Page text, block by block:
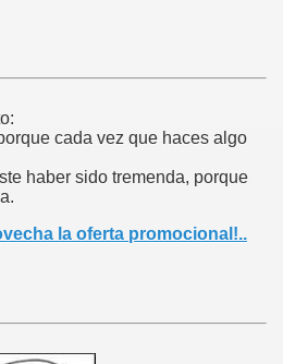
cada vez que haces algo
haber sido tremenda, porque
la oferta promocional!..